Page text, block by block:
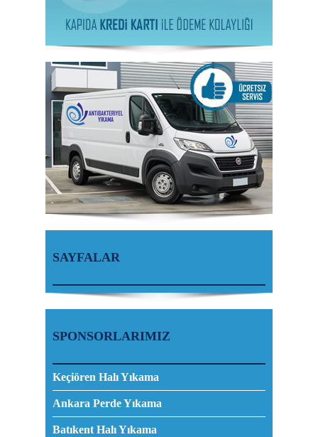
SAYFALAR
SPONSORLARIMIZ
Keçiören Halı Yıkama
Ankara Perde Yıkama
Batıkent Halı Yıkama